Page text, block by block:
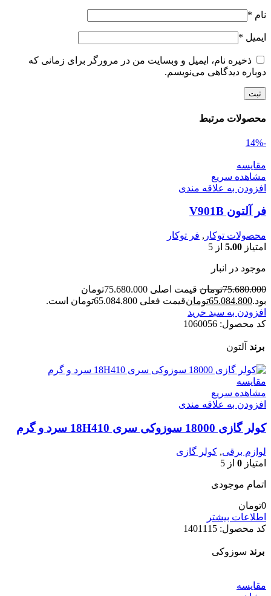
نام *
ایمیل *
ذخیره نام، ایمیل و وبسایت من در مرورگر برای زمانی که
دوباره دیدگاهی می‌نویسم.
محصولات مرتبط
-14%
مقایسه
مشاهده سریع
افزودن به علاقه مندی
فر آلتون V901B
محصولات توکار , فر توکار
امتیاز 5.00 از 5
موجود در انبار
75.680.000تومان
قیمت اصلی 75.680.000تومان
بود.65.084.800تومانقیمت فعلی 65.084.800تومان است.
افزودن به سبد خرید
کد محصول: 1060056
برند آلتون
مقایسه
مشاهده سریع
افزودن به علاقه مندی
کولر گازی 18000 سوزوکی سری 18H410 سرد و گرم
لوازم برقی, کولر گازی
امتیاز 0 از 5
اتمام موجودی
0تومان
اطلاعات بیشتر
کد محصول: 1401115
برند سوزوکی
مقایسه